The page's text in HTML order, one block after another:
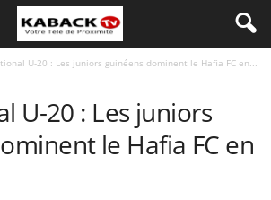
U-20 : Les juniors guinéens dominent le Hafia FC en...
U-20 : Les juniors
le Hafia FC en